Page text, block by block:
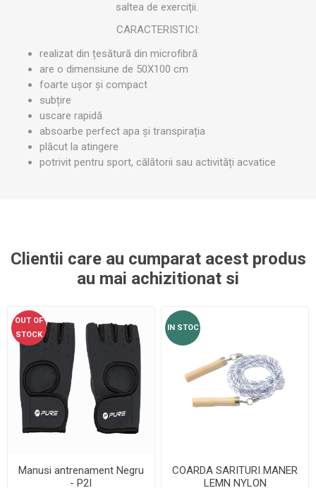
saltea de exerciții.
CARACTERISTICI:
realizat din țesătură din microfibră
are o dimensiune de 50X100 cm
foarte ușor și compact
subțire
uscare rapidă
absoarbe perfect apa și transpirația
plăcut la atingere
potrivit pentru sport, călătorii sau activități acvatice
Clientii care au cumparat acest produs
au mai achizitionat si
OUT OF
STOCK
Manusi antrenament Negru
- P2I
IN STOC
COARDA SARITURI MANER
LEMN NYLON